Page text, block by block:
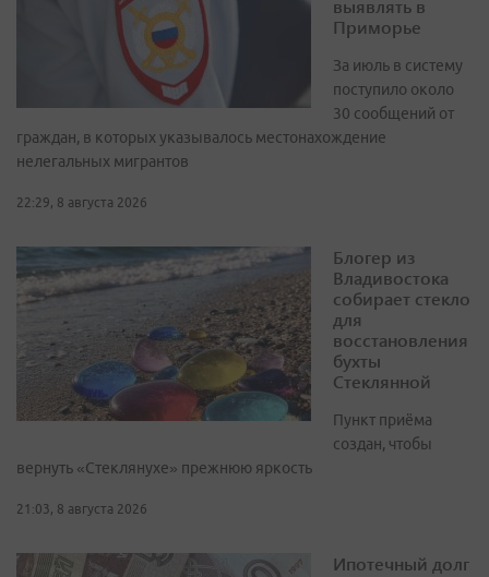
выявлять в
Приморье
За июль в систему
поступило около
30 сообщений от
граждан, в которых указывалось местонахождение
нелегальных мигрантов
22:29, 8 августа 2026
Блогер из
Владивостока
собирает стекло
для
восстановления
бухты
Стеклянной
Пункт приёма
создан, чтобы
вернуть «Стеклянухе» прежнюю яркость
21:03, 8 августа 2026
Ипотечный долг